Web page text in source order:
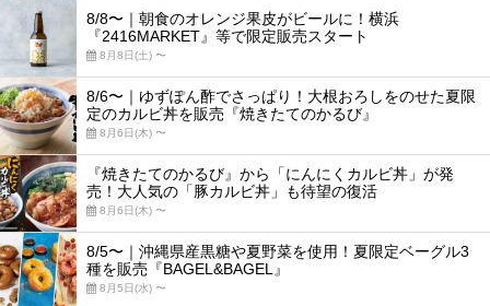
8/8〜｜朝食のオレンジ果皮がビールに！横浜
『2416MARKET』等で限定販売スタート
8月8日(土) 〜
8/6〜｜ゆずぽん酢でさっぱり！大根おろしをのせた夏限
定のカルビ丼を販売『焼きたてのかるび』
8月6日(木) 〜
『焼きたてのかるび』から「にんにくカルビ丼」が発
売！大人気の「豚カルビ丼」も待望の復活
8月6日(木) 〜
8/5〜｜沖縄県産黒糖や夏野菜を使用！夏限定ベーグル3
種を販売『BAGEL&BAGEL』
8月5日(水) 〜